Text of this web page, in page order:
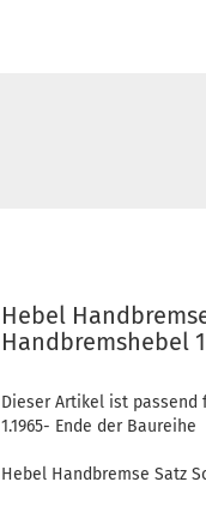
Hebel
Handbremshebel
Dieser Artikel ist passend
1.1965- Ende der Baureihe
Hebel Handbremse Satz